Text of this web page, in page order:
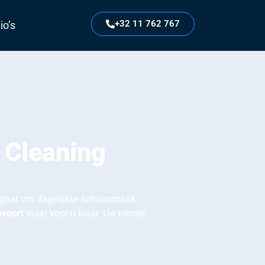
+32 11 762 767
om dagelijkse schoonmaak,
staat voor u klaar. Uw ruimte